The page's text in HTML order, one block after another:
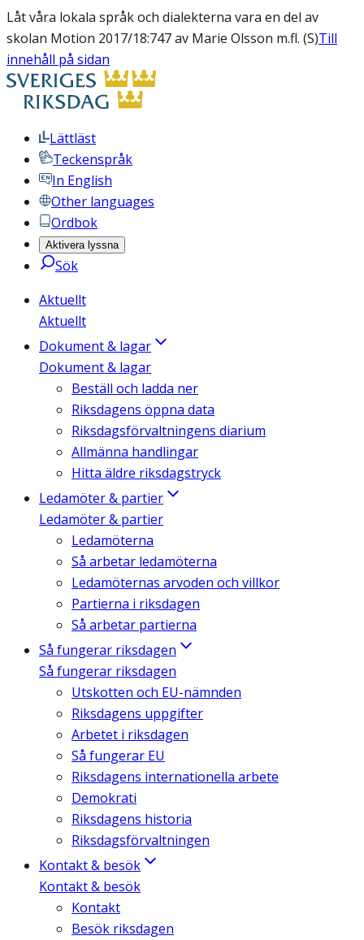
Låt våra lokala språk och dialekterna vara en del av
skolan Motion 2017/18:747 av Marie Olsson m.fl. (S)Till
innehåll på sidan
Lättläst
Teckenspråk
In English
Other languages
Ordbok
Aktivera lyssna
Sök
Aktuellt
Aktuellt
Dokument & lagar
Dokument & lagar
Beställ och ladda ner
Riksdagens öppna data
Riksdagsförvaltningens diarium
Allmänna handlingar
Hitta äldre riksdagstryck
Ledamöter & partier
Ledamöter & partier
Ledamöterna
Så arbetar ledamöterna
Ledamöternas arvoden och villkor
Partierna i riksdagen
Så arbetar partierna
Så fungerar riksdagen
Så fungerar riksdagen
Utskotten och EU-nämnden
Riksdagens uppgifter
Arbetet i riksdagen
Så fungerar EU
Riksdagens internationella arbete
Demokrati
Riksdagens historia
Riksdagsförvaltningen
Kontakt & besök
Kontakt & besök
Kontakt
Besök riksdagen